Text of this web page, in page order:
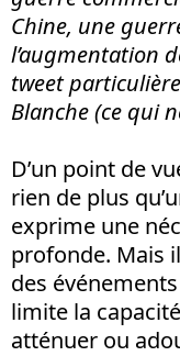
Chine, une
l’augmentation
tweet
Blanche (ce qui
D’un point de
rien de plus
exprime une
profonde. Mais
des
limite la
atténuer ou